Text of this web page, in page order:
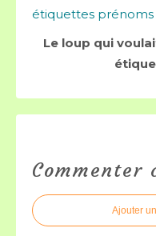
Le loup qui
Ajouter